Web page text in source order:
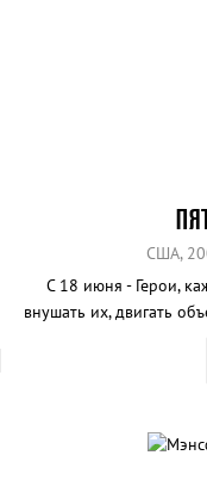
США,
С 18 июня - Герои,
внушать их, двигать